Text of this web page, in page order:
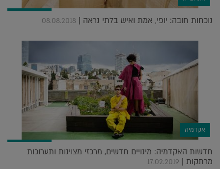
נוכחות חובה: יופי, אמת ואיש בלתי נראה | 08.08.2018
אקדמיה
חדשות האקדמיה: מינויים חדשים, מרכזי מצוינות ותערוכות
מרתקות | 17.02.2019